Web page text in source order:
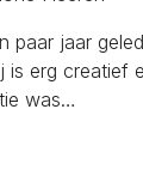
paar jaar
is erg creatief
was…